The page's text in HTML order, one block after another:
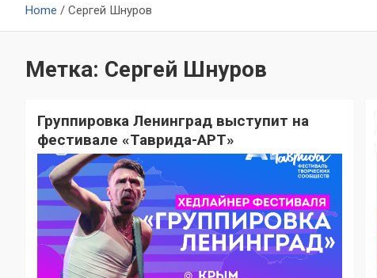
Home Сергей Шнуров
Метка: Сергей Шнуров
Группировка Ленинград выступит на
фестивале «Таврида-АРТ»